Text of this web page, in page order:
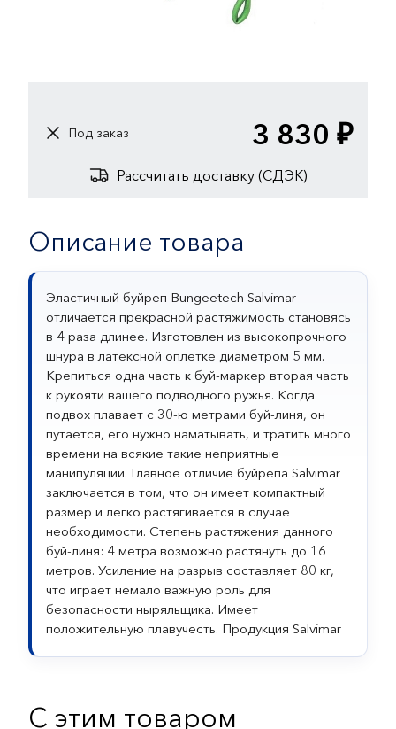
Под заказ 3 830 ₽
Рассчитать доставку (СДЭК)
Описание товара
Эластичный буйреп Bungeetech Salvimar
отличается прекрасной растяжимость становясь
в 4 раза длинее. Изготовлен из высокопрочного
шнура в латексной оплетке диаметром 5 мм.
Крепиться одна часть к буй-маркер вторая часть
к рукояти вашего подводного ружья. Когда
подвох плавает с 30-ю метрами буй-линя, он
путается, его нужно наматывать, и тратить много
времени на всякие такие неприятные
манипуляции. Главное отличие буйрепа Salvimar
заключается в том, что он имеет компактный
размер и легко растягивается в случае
необходимости. Степень растяжения данного
буй-линя: 4 метра возможно растянуть до 16
метров. Усиление на разрыв составляет 80 кг,
что играет немало важную роль для
безопасности ныряльщика. Имеет
положительную плавучесть. Продукция Salvimar
С этим товаром